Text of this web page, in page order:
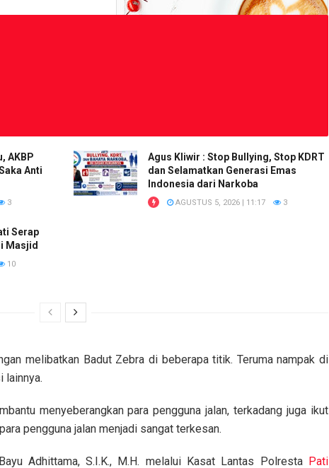
AKBP
Anti
3
Agus Kliwir : Stop Bullying, Stop KDRT
dan Selamatkan Generasi Emas
Indonesia dari Narkoba
AGUSTUS 5, 2026 | 11:17 3
Serap
Masjid
10
melibatkan Badut Zebra di beberapa titik. Teruma nampak di
lainnya.
menyeberangkan para pengguna jalan, terkadang juga ikut
pengguna jalan menjadi sangat terkesan.
Adhittama, S.I.K., M.H. melalui Kasat Lantas Polresta Pati